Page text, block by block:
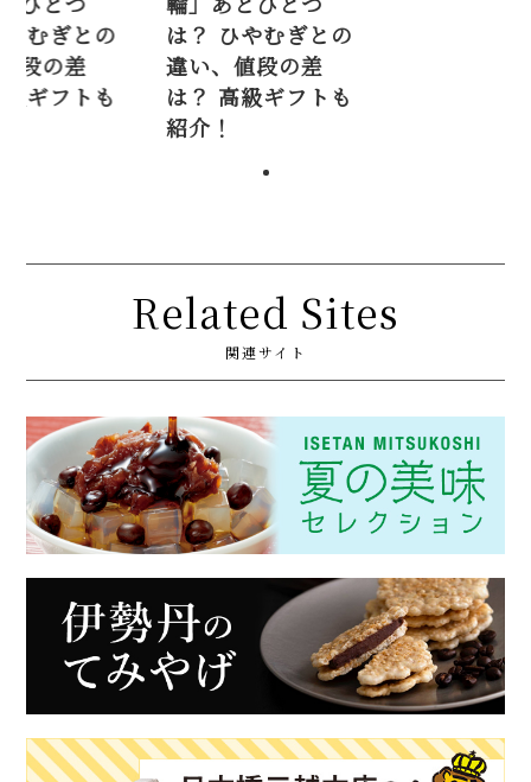
やむぎとの
段の差
級ギフトも
は？ ひやむぎとの
違い、値段の差
は？ 高級ギフトも
紹介！
Related Sites
関連サイト